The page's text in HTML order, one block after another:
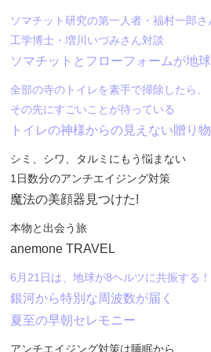
ソマチット研究の第一人者・福村一郎さ
工学博士・増川いづみさん対談
ソマチットとフローフォームが地
全部の寺のトイレを素手で掃除したら、
その先にすごいことが待っている
トイレの神様からの見えない贈り物
シミ、シワ、タルミにもう悩まない
1日数分のアンチエイジング対策
魔法の美顔器見つけた!
本物と出会う旅
anemone TRAVEL
6月21日は、地球が8ヘルツに共振する！
銀河から特別な周波数が届く
夏至の早朝セレモニー
アンチエイジング対策は睡眠から